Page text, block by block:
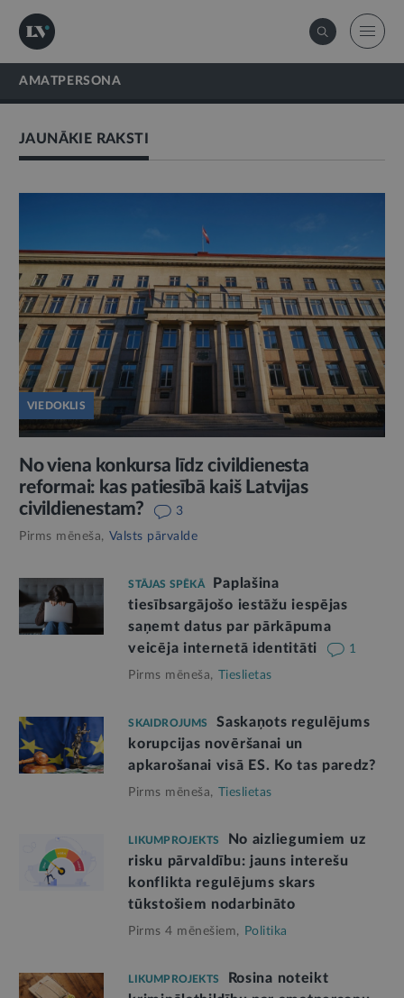
AMATPERSONA
JAUNĀKIE RAKSTI
VIEDOKLIS
No viena konkursa līdz civildienesta
reformai: kas patiesībā kaiš Latvijas
civildienestam?
3
Pirms mēneša, Valsts pārvalde
STĀJAS SPĒKĀ
Paplašina
tiesībsargājošo iestāžu iespējas
saņemt datus par pārkāpuma
veicēja internetā identitāti
1
Pirms mēneša, Tieslietas
SKAIDROJUMS
Saskaņots regulējums
korupcijas novēršanai un
apkarošanai visā ES. Ko tas paredz?
Pirms mēneša, Tieslietas
LIKUMPROJEKTS
No aizliegumiem uz
risku pārvaldību: jauns interešu
konflikta regulējums skars
tūkstošiem nodarbināto
Pirms 4 mēnešiem, Politika
LIKUMPROJEKTS
Rosina noteikt